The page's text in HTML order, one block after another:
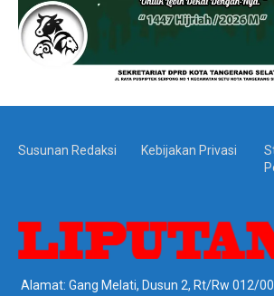
Susunan Redaksi Kebijakan Privasi
Alamat: Gang Melati, Dusun 2, Rt/Rw 012/